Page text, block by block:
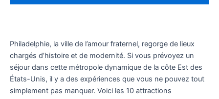
Philadelphie, la ville de l’amour fraternel, regorge de lieux
chargés d’histoire et de modernité. Si vous prévoyez un
séjour dans cette métropole dynamique de la côte Est des
États-Unis, il y a des expériences que vous ne pouvez tout
simplement pas manquer. Voici les 10 attractions